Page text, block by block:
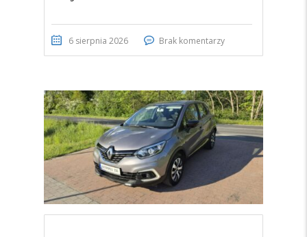
6 sierpnia 2026 Brak komentarzy